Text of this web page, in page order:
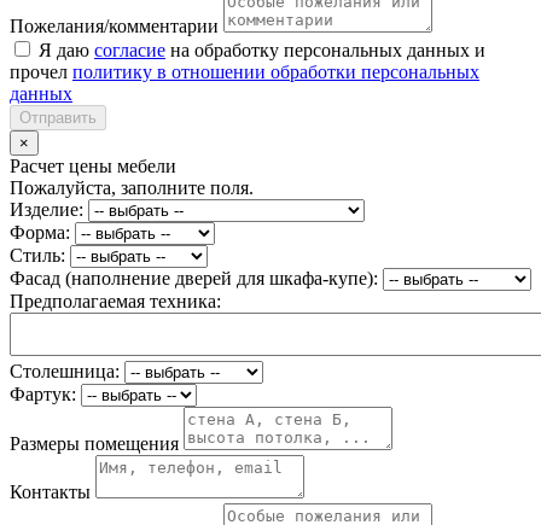
Пожелания/комментарии
Я даю согласие на обработку персональных данных и
прочел политику в отношении обработки персональных
данных
Отправить
×
Расчет цены мебели
Пожалуйста, заполните поля.
Изделие:
Форма:
Стиль:
Фасад (наполнение дверей для шкафа-купе):
Предполагаемая техника:
Столешница:
Фартук:
Размеры помещения
Контакты